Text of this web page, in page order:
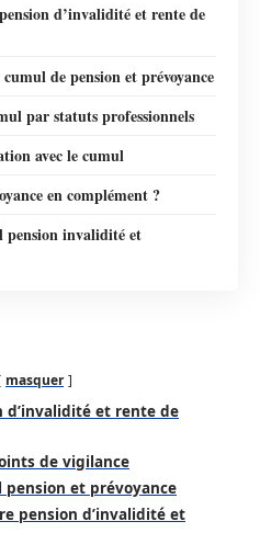
d’invalidité et rente de
de pension et prévoyance
par statuts professionnels
avec le cumul
en complément ?
pension invalidité et
masquer
d’invalidité et rente de
de vigilance
et prévoyance
pension d’invalidité et